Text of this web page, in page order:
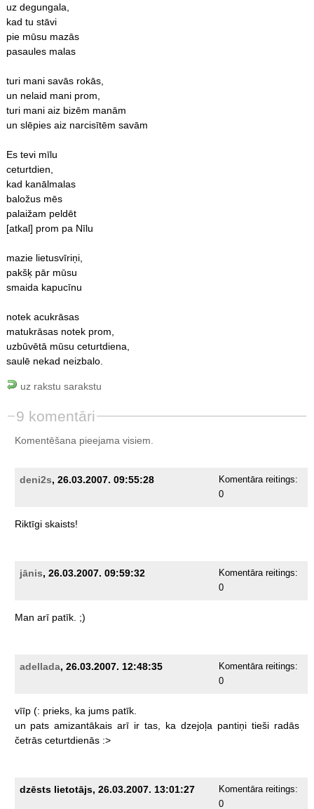
uz degungala,
kad tu stāvi
pie mūsu mazās
pasaules malas
turi mani savās rokās,
un nelaid mani prom,
turi mani aiz bizēm manām
un slēpies aiz narcisītēm savām
Es tevi mīlu
ceturtdien,
kad kanālmalas
baložus mēs
palaižam peldēt
[atkal] prom pa Nīlu
mazie lietusvīriņi,
pakšķ pār mūsu
smaida kapucīnu
notek acukrāsas
matukrāsas notek prom,
uzbūvētā mūsu ceturtdiena,
saulē nekad neizbalo.
uz rakstu sarakstu
9 komentāri
Komentēšana pieejama visiem.
deni2s, 26.03.2007. 09:55:28
Komentāra reitings:
0
Riktīgi skaists!
jānis, 26.03.2007. 09:59:32
Komentāra reitings:
0
Man arī patīk. ;)
adellada, 26.03.2007. 12:48:35
Komentāra reitings:
0
vīīp (: prieks, ka jums patīk.
un pats amizantākais arī ir tas, ka dzejoļa pantiņi tieši radās
četrās ceturtdienās :>
dzēsts lietotājs, 26.03.2007. 13:01:27
Komentāra reitings:
0